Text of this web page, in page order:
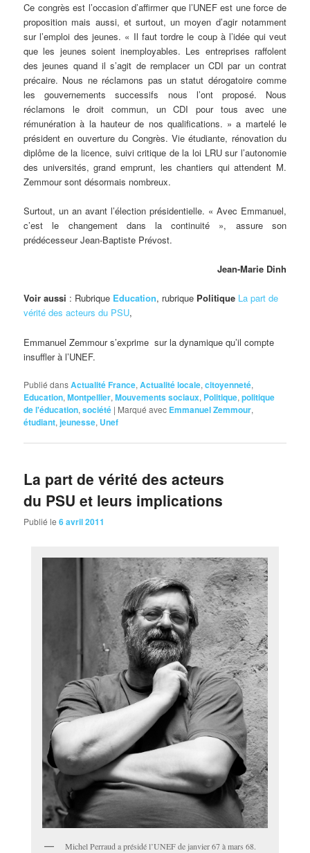
Ce congrès est l’occasion d’affirmer que l’UNEF est une force de
proposition mais aussi, et surtout, un moyen d’agir notamment
sur l’emploi des jeunes. « Il faut tordre le coup à l’idée qui veut
que les jeunes soient inemployables. Les entreprises raffolent
des jeunes quand il s’agit de remplacer un CDI par un contrat
précaire. Nous ne réclamons pas un statut dérogatoire comme
les gouvernements successifs nous l’ont proposé. Nous
réclamons le droit commun, un CDI pour tous avec une
rémunération à la hauteur de nos qualifications. » a martelé le
président en ouverture du Congrès. Vie étudiante, rénovation du
diplôme de la licence, suivi critique de la loi LRU sur l’autonomie
des universités, grand emprunt, les chantiers qui attendent M.
Zemmour sont désormais nombreux.
Surtout, un an avant l’élection présidentielle. « Avec Emmanuel,
c’est le changement dans la continuité », assure son
prédécesseur Jean-Baptiste Prévost.
Jean-Marie Dinh
Voir aussi : Rubrique Education, rubrique Politique La part de
vérité des acteurs du PSU,
Emmanuel Zemmour s’exprime sur la dynamique qu’il compte
insuffler à l’UNEF.
Publié dansActualité France,Actualité locale,citoyenneté,
Education,Montpellier,Mouvements sociaux, Politique,politique
de l'éducation,société | Marqué avec Emmanuel Zemmour,
étudiant,jeunesse, Unef
La part de vérité des acteurs
du PSU et leurs implications
Publié le6 avril 2011
Michel Perraud a présidé l’UNEF de janvier 67 à mars 68.